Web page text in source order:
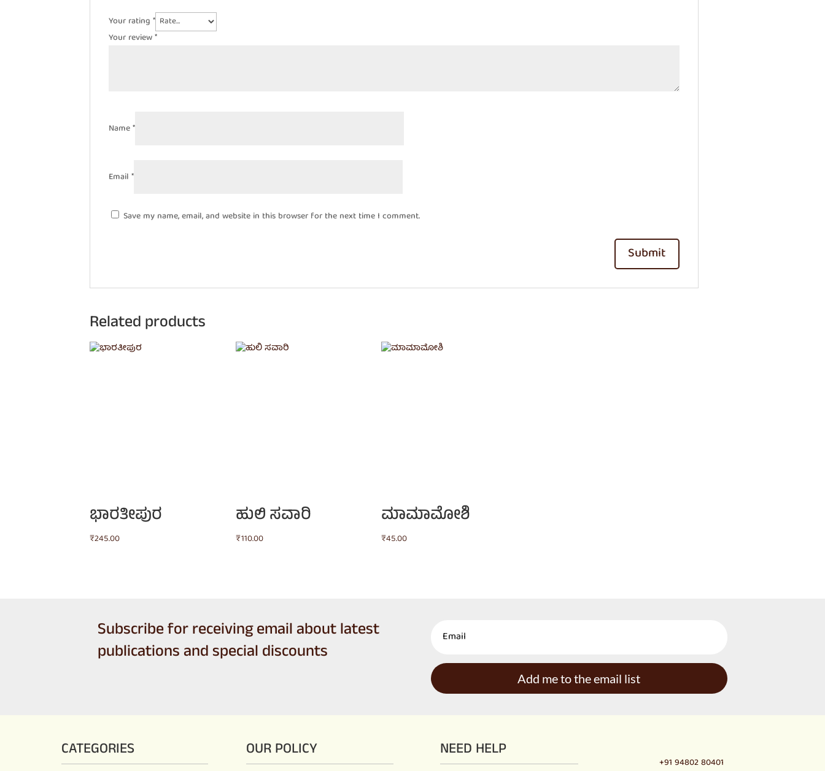
Your rating*
Your review*
Name*
Email*
Save my name, email, and website in this browser for the next time I comment.
Related products
ಭಾರತೀಪುರ
₹245.00
ಹುಲಿ ಸವಾರಿ
₹110.00
ಮಾಮಾಮೋಶಿ
₹45.00
Subscribe for receiving email about latest
publications and special discounts
Add me to the email list
CATEGORIES OUR POLICY NEED HELP
+91 94802 80401